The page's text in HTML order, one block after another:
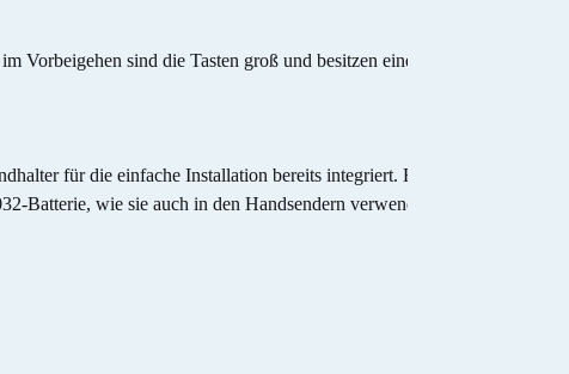
Vorbeigehen sind die Tasten groß und besitzen einen spürbaren
für die einfache Installation bereits integriert. Er wird an der
Batterie, wie sie auch in den Handsendern verwendet wird, versorgt